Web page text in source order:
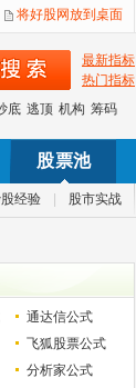
将好股网放到桌面
最新指标
热门指标
底 逃顶 机构 筹码
股票池
经验 股市实战
通达信公式
飞狐股票公式
分析家公式